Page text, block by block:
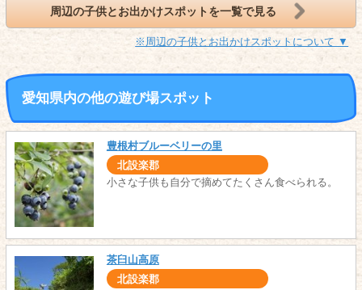
周辺の子供とお出かけスポットを一覧で見る
※周辺の子供とお出かけスポットについて ▼
愛知県内の他の遊び場スポット
豊根村ブルーベリーの里
北設楽郡
小さな子供も自分で摘めてたくさん食べられる。
茶臼山高原
北設楽郡